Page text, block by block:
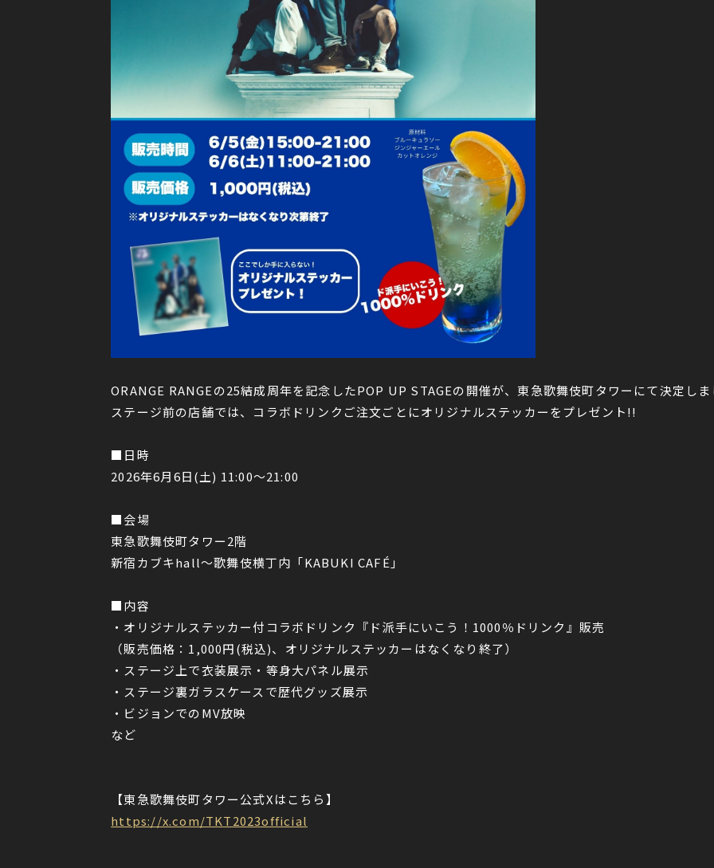
ORANGE RANGEの25結成周年を記念したPOP UP STAGEの開催が、東急歌舞伎町タワーにて決定し
ステージ前の店舗では、コラボドリンクご注文ごとにオリジナルステッカーをプレゼント!!
■日時
2026年6月6日(土) 11:00〜21:00
■会場
東急歌舞伎町タワー2階
新宿カブキhall～歌舞伎横丁内「KABUKI CAFÉ」
■内容
・オリジナルステッカー付コラボドリンク『ド派手にいこう！1000％ドリンク』販売
（販売価格：1,000円(税込)、オリジナルステッカーはなくなり終了）
・ステージ上で衣装展示・等身大パネル展示
・ステージ裏ガラスケースで歴代グッズ展示
・ビジョンでのMV放映
など
【東急歌舞伎町タワー公式Xはこちら】
https://x.com/TKT2023official